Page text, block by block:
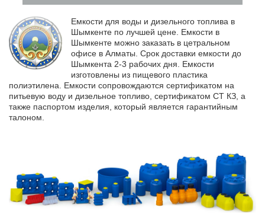
Емкости для воды и дизельного топлива в
Шымкенте по лучшей цене. Емкости в
Шымкенте можно заказать в цетральном
офисе в Алматы. Срок доставки емкости до
Шымкента 2-3 рабочих дня. Емкости
изготовлены из пищевого пластика
полиэтилена. Емкости сопровождаются сертификатом на
питьевую воду и дизельное топливо, сертификатом СТ КЗ, а
также паспортом изделия, который является гарантийным
талоном.